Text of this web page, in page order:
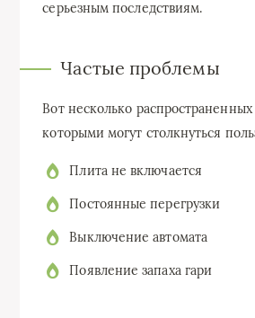
серьезным последствиям.
Частые проблемы
Вот несколько
которыми могут столкнуться
Плита не включается
Постоянные перегрузки
Выключение автомата
Появление запаха гари